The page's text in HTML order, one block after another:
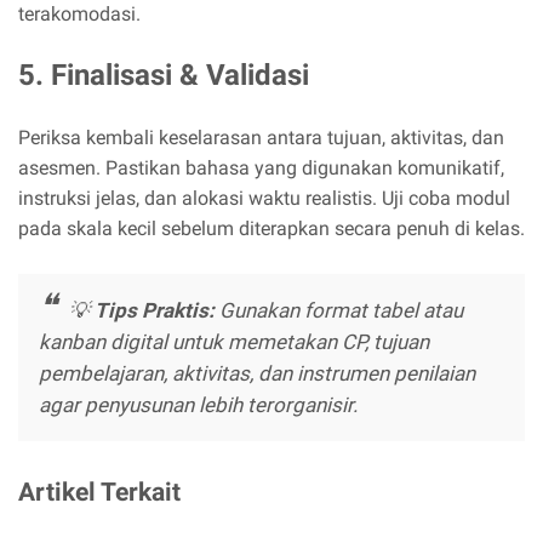
terakomodasi.
5. Finalisasi & Validasi
Periksa kembali keselarasan antara tujuan, aktivitas, dan
asesmen. Pastikan bahasa yang digunakan komunikatif,
instruksi jelas, dan alokasi waktu realistis. Uji coba modul
pada skala kecil sebelum diterapkan secara penuh di kelas.
💡 Tips Praktis:Gunakan format tabel atau
kanban digital untuk memetakan CP, tujuan
pembelajaran, aktivitas, dan instrumen penilaian
agar penyusunan lebih terorganisir.
Artikel Terkait